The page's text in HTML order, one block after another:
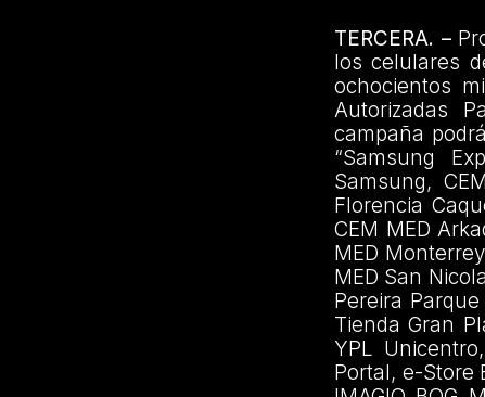
TERCERA. –
los celulares
ochocientos
Autorizadas
campaña
“Samsung
Samsung,
Florencia
CEM MED
MED
MED San
Pereira
Tienda Gran
YPL
Portal, e-Store